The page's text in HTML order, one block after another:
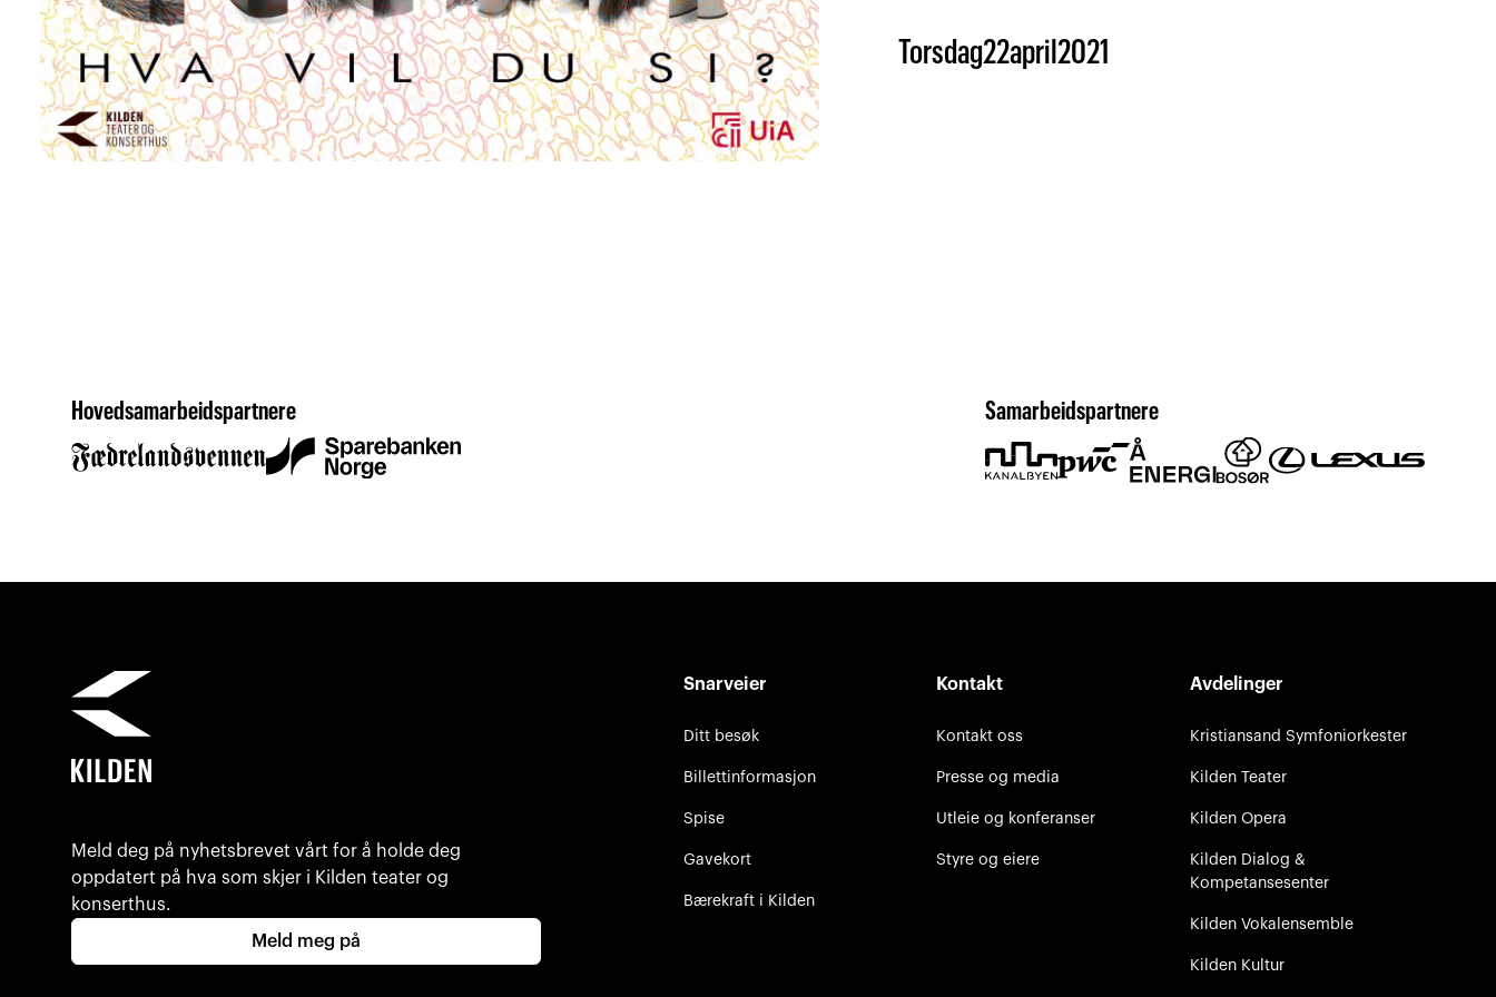
Torsdag22april 2021
Hovedsamarbeidspartnere Samarbeidspartnere
Meld deg på nyhetsbrevet vårt for å holde deg
oppdatert på hva som skjer i Kilden teater og
konserthus.
Meld meg på
Snarveier
Ditt besøk
Billettinformasjon
Spise
Gavekort
Bærekraft i Kilden
Kontakt
Kontakt oss
Presse og media
Utleie og konferanser
Styre og eiere
Avdelinger
Kristiansand Symfoniorkester
Kilden Teater
Kilden Opera
Kilden Dialog &
Kompetansesenter
Kilden Vokalensemble
Kilden Kultur